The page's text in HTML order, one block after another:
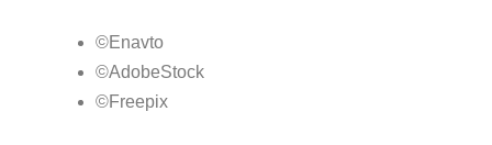
©Enavto
©AdobeStock
©Freepix